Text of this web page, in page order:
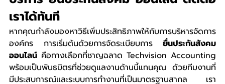
เราได้ทันที
หากคุณกำลังมองหาวิธีเพิ่มประสิทธิภาพให้กับการบริหารจัดการ
องค์กร การเริ่มต้นด้วยการจัดระเบียบการ ยื่นประกันสังคม
ออนไลน์ คือทางเลือกที่ชาญฉลาด Techvision Accounting
พร้อมเป็นพันธมิตรที่ช่วยดูแลงานด้านนี้แทนคุณ ด้วยทีมงานที่
มีประสบการณ์และระบบการทำงานที่เป็นมาตรฐานสากล เรา